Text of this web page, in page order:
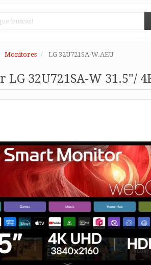
Monitores LG 32U721SA-W.AEU
LG 32U721SA-W 31.5"/